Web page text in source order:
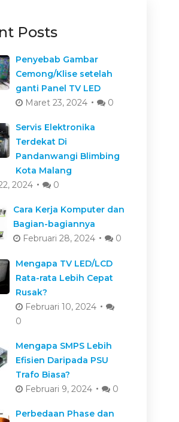
Posts
Penyebab Gambar
Cemong/Klise setelah
ganti Panel TV LED
Maret 23, 2024
0
Servis Elektronika
Terdekat Di
Pandanwangi Blimbing
Kota Malang
2024
0
Cara Kerja Komputer dan
Bagian-bagiannya
Februari 28, 2024
0
Mengapa TV LED/LCD
Rata-rata Lebih Cepat
Rusak?
Februari 10, 2024
0
Mengapa SMPS Lebih
Efisien Daripada PSU
Trafo Biasa?
Februari 9, 2024
0
Perbedaan Phase dan